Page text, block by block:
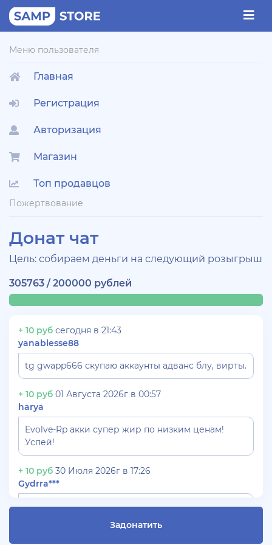
Меню пользователя
Главная
Регистрация
Авторизация
Магазин
Топ продавцов
Пожертвование
Донат чат
Цель: собираем деньги на следующий розыгрыш
305763 / 200000 рублей
+ 10 руб сегодня в 21:43
yanablesse88
tg gwapp666 скупаю аккаунты адванс блу, вирты.
+ 10 руб 01 Августа 2026г в 00:57
harya
Evolve-Rp акки супер жир по низким ценам!
Успей!
+ 10 руб 30 Июля 2026г в 17:26
Gydrra***
СКУПАЮ АККАУНТЫ БЛЕК РАША ТГ -
Задонатить